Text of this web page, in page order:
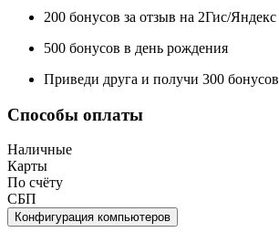
200 бонусов за отзыв на 2Гис/Яндекс
500 бонусов в день рождения
Приведи друга и получи 300 бонусов
Способы оплаты
Наличные
Карты
По счёту
СБП
Конфигурация компьютеров